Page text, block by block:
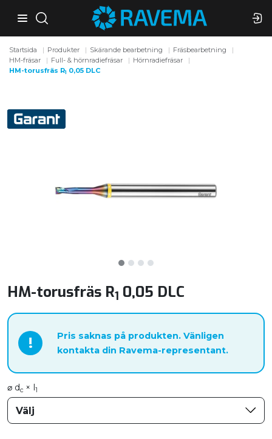
Startsida Produkter Skärande bearbetning
Fräsbearbetning
HM-fräsar
Full- & hörnradiefräsar
Hörnradiefräsar
HM-torusfräs R1 0,05 DLC
HM-torusfräs R1 0,05 DLC
!
Pris saknas på produkten. Vänligen
kontakta din Ravema-representant.
⌀ dc × l 1
Välj